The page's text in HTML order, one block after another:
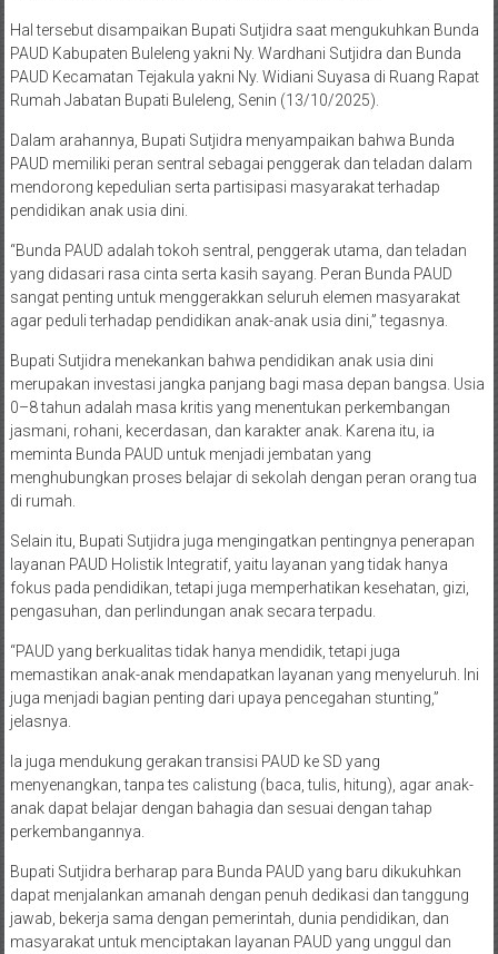
Hal tersebut disampaikan Bupati Sutjidra saat mengukuhkan Bunda
PAUD Kabupaten Buleleng yakni Ny. Wardhani Sutjidra dan Bunda
PAUD Kecamatan Tejakula yakni Ny. Widiani Suyasa di Ruang Rapat
Rumah Jabatan Bupati Buleleng, Senin (13/10/2025).
Dalam arahannya, Bupati Sutjidra menyampaikan bahwa Bunda
PAUD memiliki peran sentral sebagai penggerak dan teladan dalam
mendorong kepedulian serta partisipasi masyarakat terhadap
pendidikan anak usia dini.
“Bunda PAUD adalah tokoh sentral, penggerak utama, dan teladan
yang didasari rasa cinta serta kasih sayang. Peran Bunda PAUD
sangat penting untuk menggerakkan seluruh elemen masyarakat
agar peduli terhadap pendidikan anak-anak usia dini,” tegasnya.
Bupati Sutjidra menekankan bahwa pendidikan anak usia dini
merupakan investasi jangka panjang bagi masa depan bangsa. Usia
0–8 tahun adalah masa kritis yang menentukan perkembangan
jasmani, rohani, kecerdasan, dan karakter anak. Karena itu, ia
meminta Bunda PAUD untuk menjadi jembatan yang
menghubungkan proses belajar di sekolah dengan peran orang tua
di rumah.
Selain itu, Bupati Sutjidra juga mengingatkan pentingnya penerapan
layanan PAUD Holistik Integratif, yaitu layanan yang tidak hanya
fokus pada pendidikan, tetapi juga memperhatikan kesehatan, gizi,
pengasuhan, dan perlindungan anak secara terpadu.
“PAUD yang berkualitas tidak hanya mendidik, tetapi juga
memastikan anak-anak mendapatkan layanan yang menyeluruh. Ini
juga menjadi bagian penting dari upaya pencegahan stunting,”
jelasnya.
Ia juga mendukung gerakan transisi PAUD ke SD yang
menyenangkan, tanpa tes calistung (baca, tulis, hitung), agar anak-
anak dapat belajar dengan bahagia dan sesuai dengan tahap
perkembangannya.
Bupati Sutjidra berharap para Bunda PAUD yang baru dikukuhkan
dapat menjalankan amanah dengan penuh dedikasi dan tanggung
jawab, bekerja sama dengan pemerintah, dunia pendidikan, dan
masyarakat untuk menciptakan layanan PAUD yang unggul dan